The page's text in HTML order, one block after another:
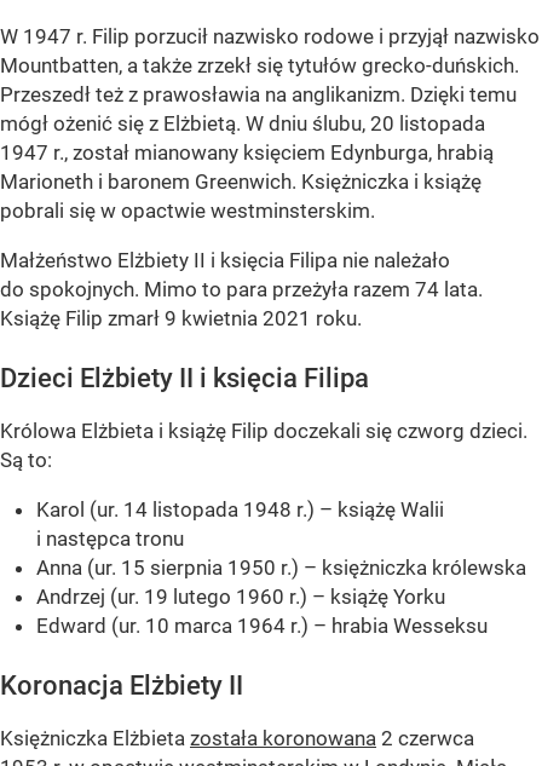
W 1947 r. Filip porzucił nazwisko rodowe i przyjął nazwisko
Mountbatten, a także zrzekł się tytułów grecko-duńskich.
Przeszedł też z prawosławia na anglikanizm. Dzięki temu
mógł ożenić się z Elżbietą. W dniu ślubu, 20 listopada
1947 r., został mianowany księciem Edynburga, hrabią
Marioneth i baronem Greenwich. Księżniczka i książę
pobrali się w opactwie westminsterskim.
Małżeństwo Elżbiety II i księcia Filipa nie należało
do spokojnych. Mimo to para przeżyła razem 74 lata.
Książę Filip zmarł 9 kwietnia 2021 roku.
Dzieci Elżbiety II i księcia Filipa
Królowa Elżbieta i książę Filip doczekali się czworg dzieci.
Są to:
Karol (ur. 14 listopada 1948 r.) – książę Walii
i następca tronu
Anna (ur. 15 sierpnia 1950 r.) – księżniczka królewska
Andrzej (ur. 19 lutego 1960 r.) – książę Yorku
Edward (ur. 10 marca 1964 r.) – hrabia Wesseksu
Koronacja Elżbiety II
Księżniczka Elżbieta została koronowana 2 czerwca